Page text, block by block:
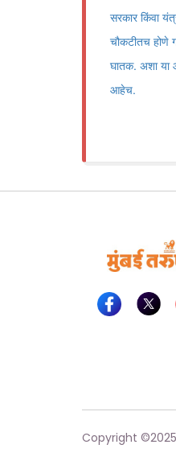
सरकार किंवा
चौकटीतच होणे
घातक. अशा या
आहेच.
Copyright ©2025